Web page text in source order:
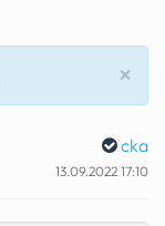
×
cka
13.09.2022 17:10